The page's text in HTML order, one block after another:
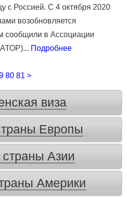
с Россией. С 4 октября 2020
возобновляется
сообщили в Ассоциации
Подробнее
80 81 >
виза
Европы
Азии
Америки